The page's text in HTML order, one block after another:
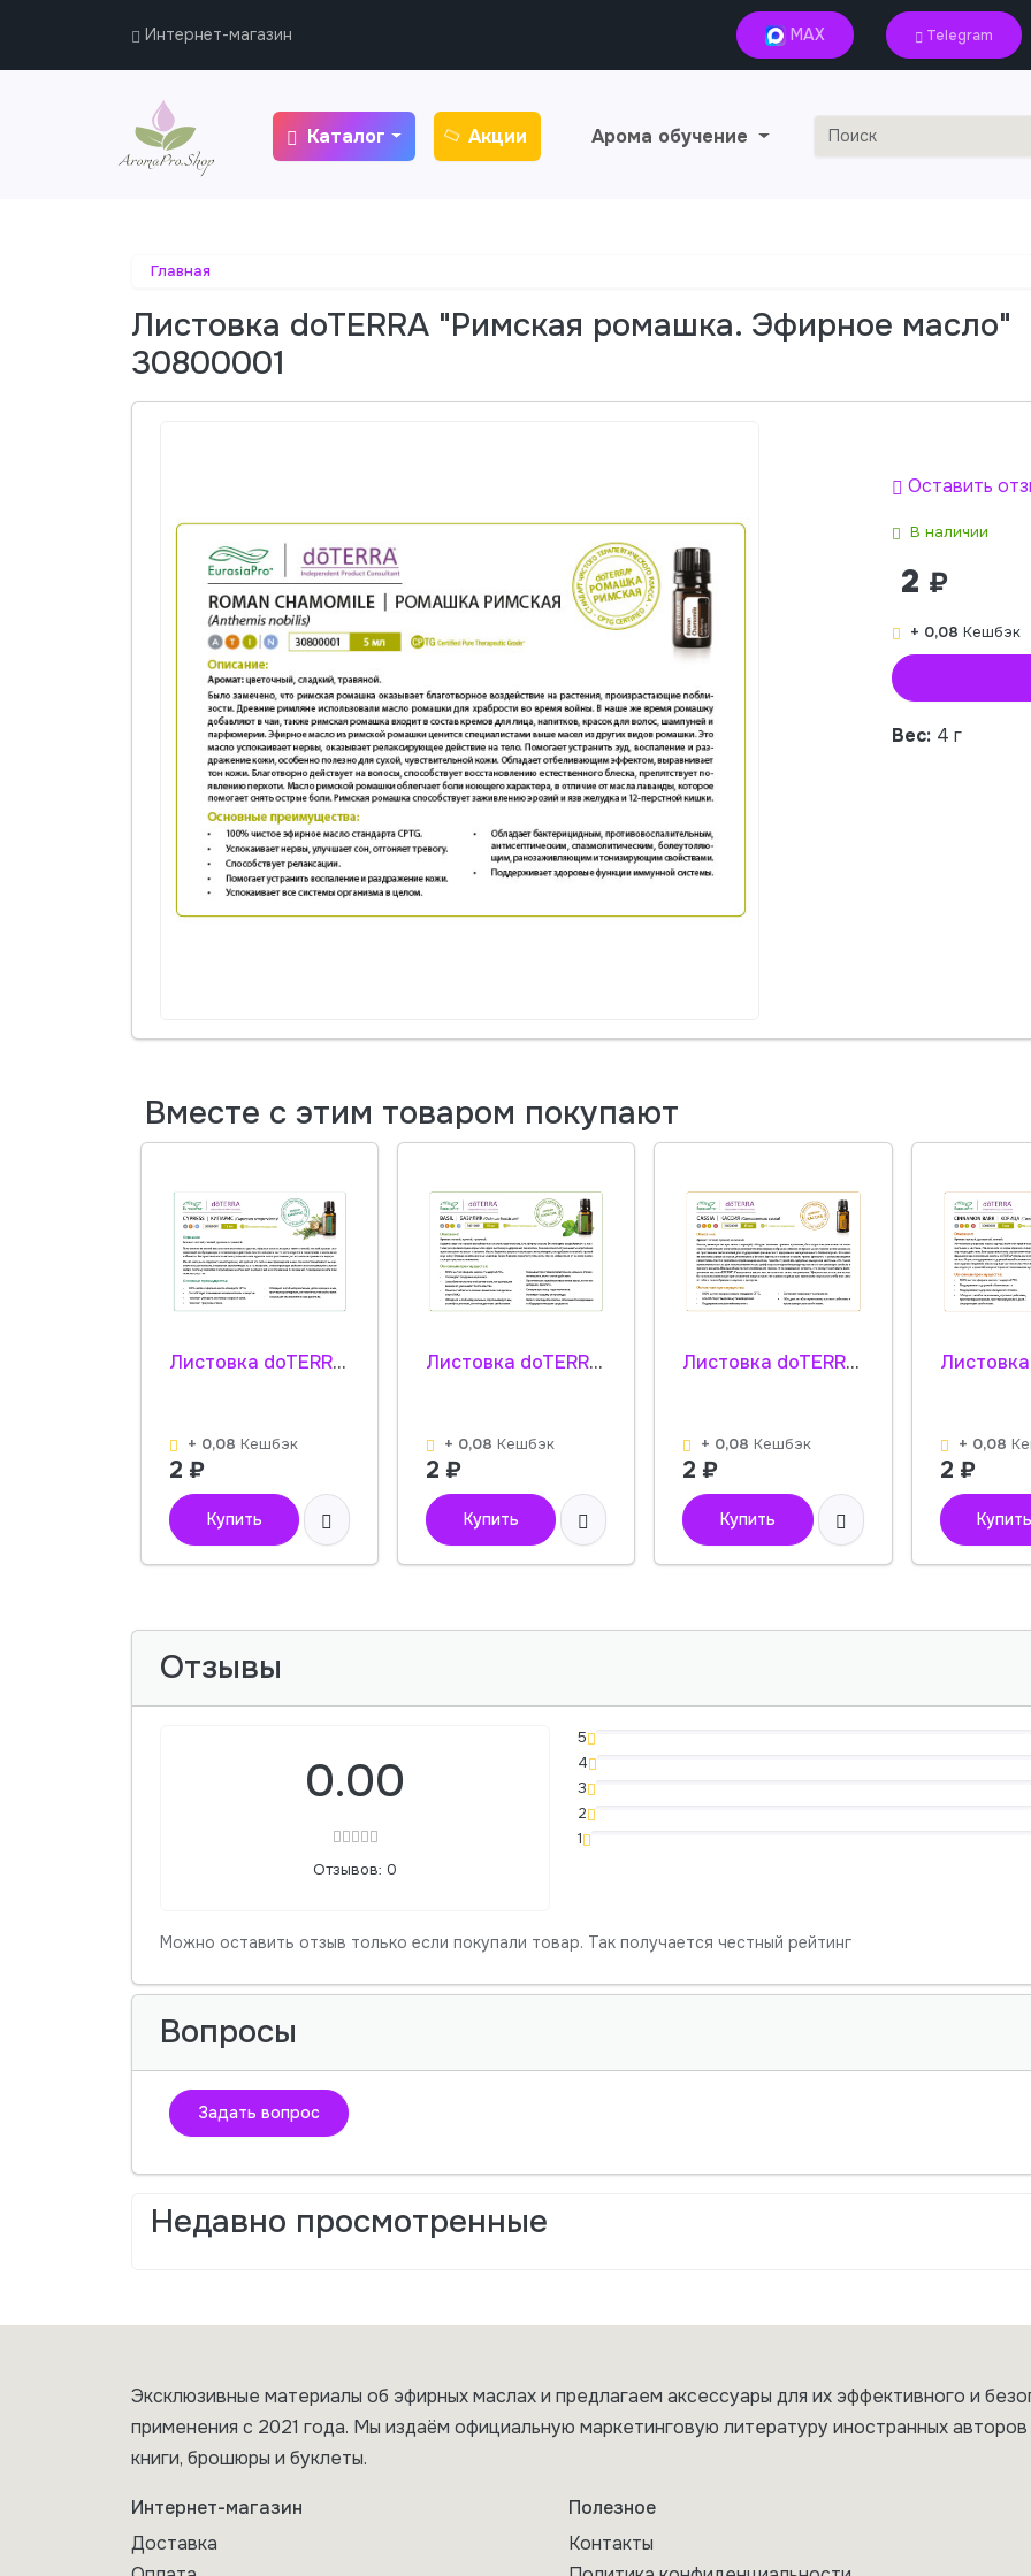
Интернет-магазин MAX Telegram
Каталог Акции Арома обучение
Главная
Листовка doTERRA "Римская ромашка. Эфирное масло"
30800001
Оставить
В наличии
2 ₽
+ 0,08 Кешбэк
Вес: 4 г
Вместе с этим товаром покупают
Листовка doTERRA "Кипарис. Эфирное масло" 30050001
+ 0,08 Кешбэк
2 ₽
Купить
Листовка doTERRA "Базилик. Эфирное масло" 30010001
+ 0,08Кешбэк
2 ₽
Купить
Листовка doTERRA "Кассия. Эфирное масло" 30020001
+ 0,08Кешбэк
2 ₽
Купить
+ 0,08
2 ₽
Купить
Отзывы
0.00
Отзывов: 0
5
4
3
2
1
Можно оставить отзыв только если покупали товар. Так получается честный рейтинг
Вопросы
Задать вопрос
Недавно просмотренные
Эксклюзивные материалы об эфирных маслах и предлагаем аксессуары для их эффективного и
применения с 2021 года. Мы издаём официальную маркетинговую литературу иностранных авторов
книги, брошюры и буклеты.
Интернет-магазин
Доставка
Полезное
Контакты